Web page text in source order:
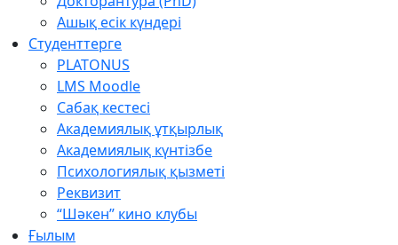
Ашық есік күндері
Студенттерге
PLATONUS
LMS Moodle
Сабақ кестесі
Академиялық ұтқырлық
Академиялық күнтізбе
Психологиялық қызметі
Реквизит
“Шәкен” кино клубы
Ғылым